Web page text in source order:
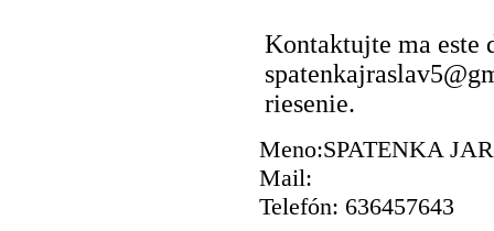
Kontaktujte ma este
riesenie.
Meno:SPATENKA
Mail:
Telefón: 636457643